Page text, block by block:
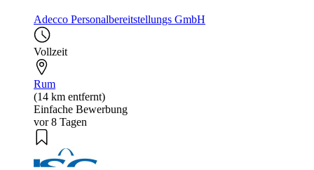
Adecco Personalbereitstellungs GmbH
Vollzeit
Rum
(14 km entfernt)
Einfache Bewerbung
vor 8 Tagen